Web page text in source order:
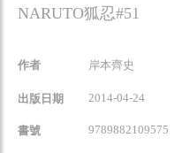
NARUTO狐忍#51
作者 岸本齊史
出版日期 2014-04-24
書號 9789882109575